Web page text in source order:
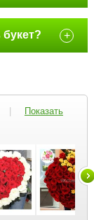
+
|
Показать